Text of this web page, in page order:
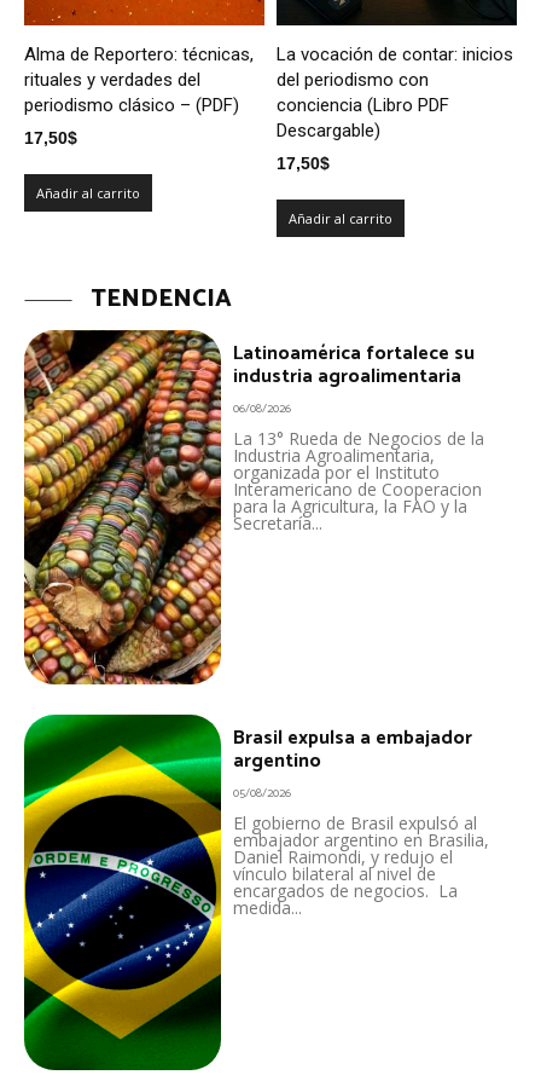
Alma de Reportero: técnicas,
rituales y verdades del
periodismo clásico – (PDF)
17,50$
Añadir al carrito
La vocación de contar: inicios
del periodismo con
conciencia (Libro PDF
Descargable)
17,50$
Añadir al carrito
TENDENCIA
Latinoamérica fortalece su
industria agroalimentaria
06/08/2026
La 13° Rueda de Negocios de la
Industria Agroalimentaria,
organizada por el Instituto
Interamericano de Cooperacion
para la Agricultura, la FAO y la
Secretaría...
Brasil expulsa a embajador
argentino
05/08/2026
El gobierno de Brasil expulsó al
embajador argentino en Brasilia,
Daniel Raimondi, y redujo el
vínculo bilateral al nivel de
encargados de negocios. La
medida...